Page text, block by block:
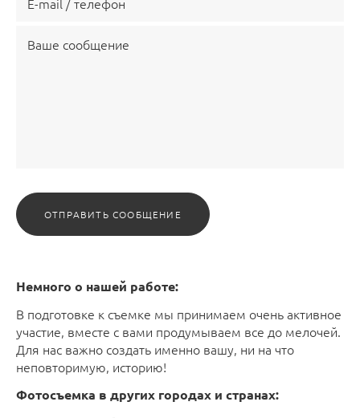
ОТПРАВИТЬ СООБЩЕНИЕ
Немного о нашей работе:
В подготовке к съемке мы принимаем очень активное
участие, вместе с вами продумываем все до мелочей.
Для нас важно создать именно вашу, ни на что
неповторимую, историю!
Фотосъемка в других городах и странах: